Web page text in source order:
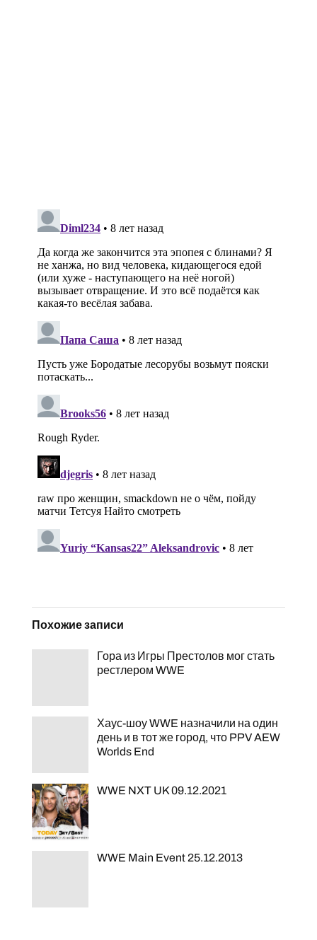
Похожие записи
Гора из Игры Престолов мог стать
рестлером WWE
Хаус-шоу WWE назначили на один
день и в тот же город, что PPV AEW
Worlds End
WWE NXT UK 09.12.2021
WWE Main Event 25.12.2013